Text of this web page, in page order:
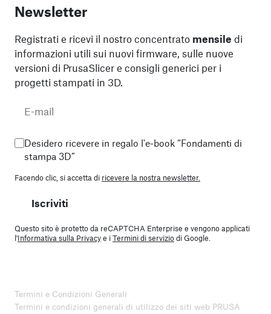
Newsletter
Registrati e ricevi il nostro concentrato mensile di
informazioni utili sui nuovi firmware, sulle nuove
versioni di PrusaSlicer e consigli generici per i
progetti stampati in 3D.
Desidero ricevere in regalo l'e-book “Fondamenti di
stampa 3D”
Facendo clic, si accetta di ricevere la nostra newsletter.
Iscriviti
Questo sito è protetto da reCAPTCHA Enterprise e vengono applicati
l'Informativa sulla Privacye iTermini di serviziodi Google.
Termini e Condizioni Generali
Termini e condizioni generali di utilizzo dei siti web PRUSA